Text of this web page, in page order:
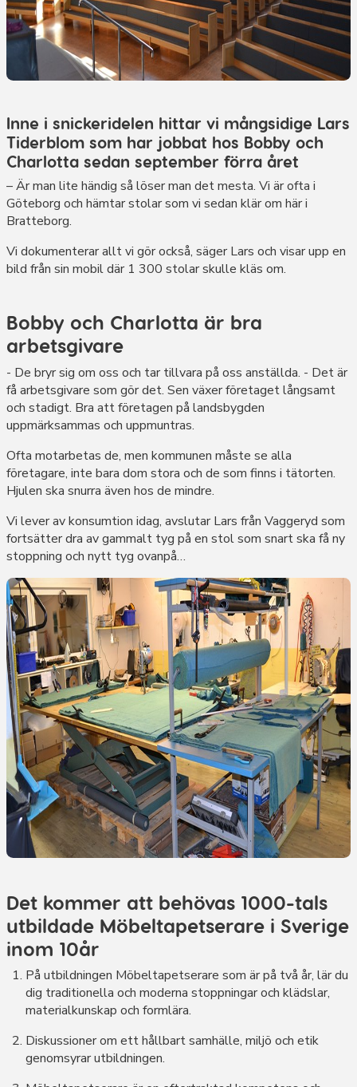
Inne i snickeridelen hittar vi mångsidige Lars
Tiderblom som har jobbat hos Bobby och
Charlotta sedan september förra året
– Är man lite händig så löser man det mesta. Vi är ofta i
Göteborg och hämtar stolar som vi sedan klär om här i
Bratteborg.
Vi dokumenterar allt vi gör också, säger Lars och visar upp en
bild från sin mobil där 1 300 stolar skulle kläs om.
Bobby och Charlotta är bra
arbetsgivare
- De bryr sig om oss och tar tillvara på oss anställda. - Det är
få arbetsgivare som gör det. Sen växer företaget långsamt
och stadigt. Bra att företagen på landsbygden
uppmärksammas och uppmuntras.
Ofta motarbetas de, men kommunen måste se alla
företagare, inte bara dom stora och de som finns i tätorten.
Hjulen ska snurra även hos de mindre.
Vi lever av konsumtion idag, avslutar Lars från Vaggeryd som
fortsätter dra av gammalt tyg på en stol som snart ska få ny
stoppning och nytt tyg ovanpå…
Det kommer att behövas 1000-tals
utbildade Möbeltapetserare i Sverige
inom 10år
På utbildningen Möbeltapetserare som är på två år, lär du
dig traditionella och moderna stoppningar och klädslar,
materialkunskap och formlära.
Diskussioner om ett hållbart samhälle, miljö och etik
genomsyrar utbildningen.